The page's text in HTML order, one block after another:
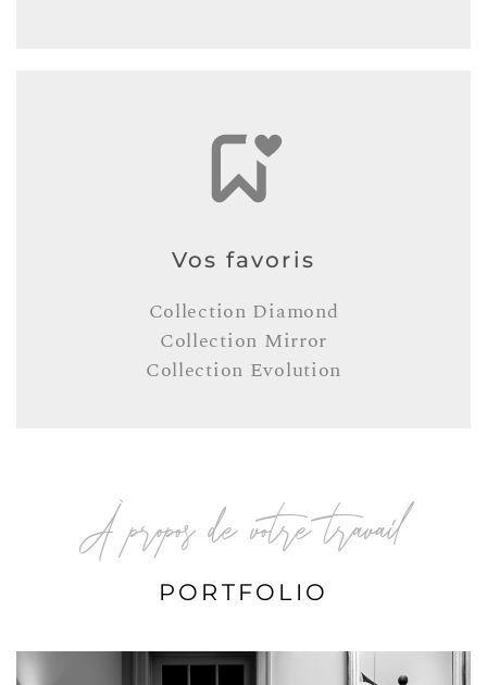
Vos favoris
Collection Diamond
Collection Mirror
Collection Evolution
À propos de votre travail
PORTFOLIO